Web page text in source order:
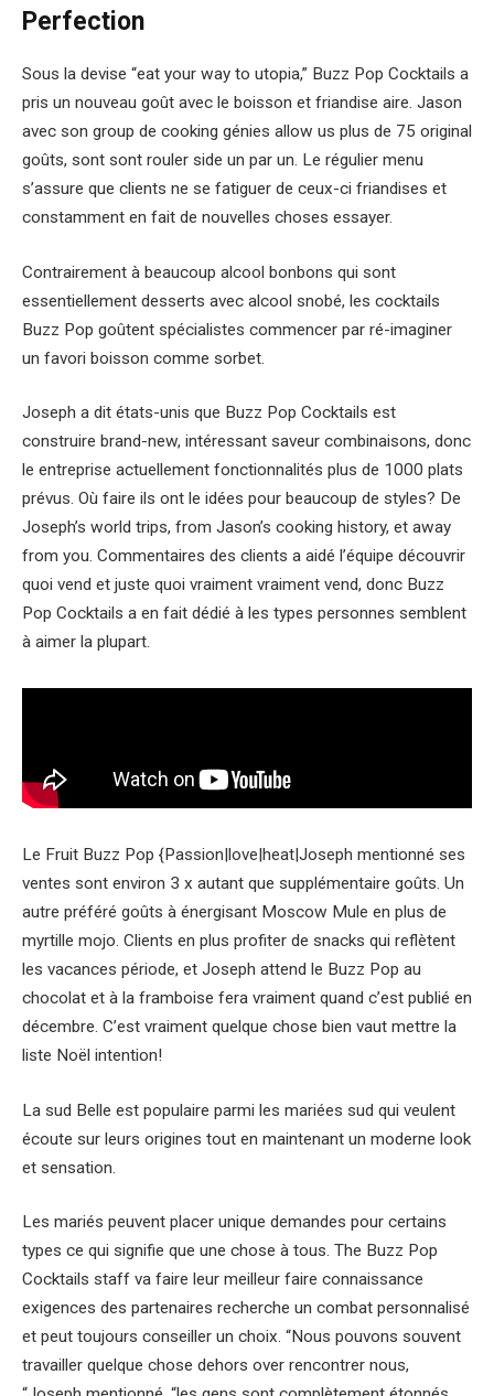
Perfection
Sous la devise “eat your way to utopia,” Buzz Pop Cocktails a
pris un nouveau goût avec le boisson et friandise aire. Jason
avec son group de cooking génies allow us plus de 75 original
goûts, sont sont rouler side un par un. Le régulier menu
s’assure que clients ne se fatiguer de ceux-ci friandises et
constamment en fait de nouvelles choses essayer.
Contrairement à beaucoup alcool bonbons qui sont
essentiellement desserts avec alcool snobé, les cocktails
Buzz Pop goûtent spécialistes commencer par ré-imaginer
un favori boisson comme sorbet.
Joseph a dit états-unis que Buzz Pop Cocktails est
construire brand-new, intéressant saveur combinaisons, donc
le entreprise actuellement fonctionnalités plus de 1000 plats
prévus. Où faire ils ont le idées pour beaucoup de styles? De
Joseph’s world trips, from Jason’s cooking history, et away
from you. Commentaires des clients a aidé l’équipe découvrir
quoi vend et juste quoi vraiment vraiment vend, donc Buzz
Pop Cocktails a en fait dédié à les types personnes semblent
à aimer la plupart.
Le Fruit Buzz Pop {Passion|love|heat|Joseph mentionné ses
ventes sont environ 3 x autant que supplémentaire goûts. Un
autre préféré goûts à énergisant Moscow Mule en plus de
myrtille mojo. Clients en plus profiter de snacks qui reflètent
les vacances période, et Joseph attend le Buzz Pop au
chocolat et à la framboise fera vraiment quand c’est publié en
décembre. C’est vraiment quelque chose bien vaut mettre la
liste Noël intention!
La sud Belle est populaire parmi les mariées sud qui veulent
écoute sur leurs origines tout en maintenant un moderne look
et sensation.
Les mariés peuvent placer unique demandes pour certains
types ce qui signifie que une chose à tous. The Buzz Pop
Cocktails staff va faire leur meilleur faire connaissance
exigences des partenaires recherche un combat personnalisé
et peut toujours conseiller un choix. “Nous pouvons souvent
travailler quelque chose dehors over rencontrer nous,